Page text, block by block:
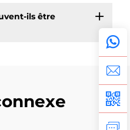
ils être